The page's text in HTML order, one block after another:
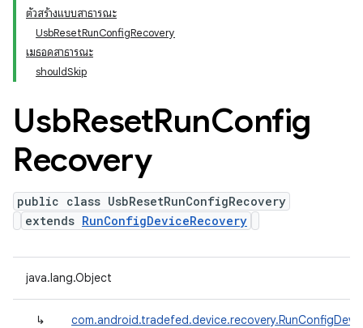
ตัวสร้างแบบสาธารณะ
UsbResetRunConfigRecovery
เมธอดสาธารณะ
shouldSkip
UsbResetRunConfig
Recovery
public class UsbResetRunConfigRecovery
extends RunConfigDeviceRecovery
java.lang.Object
↳